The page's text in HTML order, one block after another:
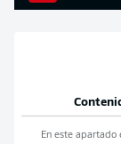
En este apartado